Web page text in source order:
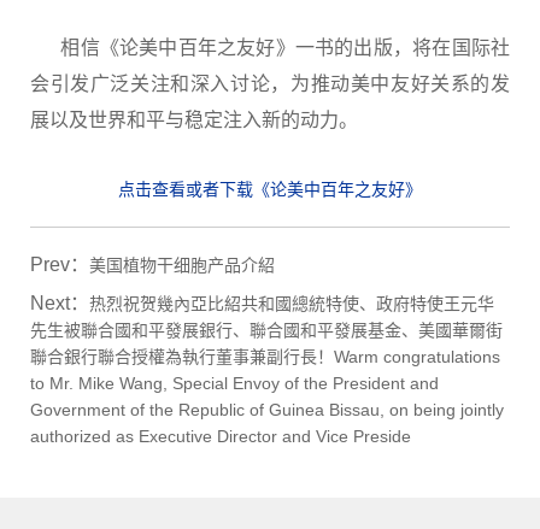
相信《论美中百年之友好》一书的出版，将在国际社
会引发广泛关注和深入讨论，为推动美中友好关系的发
展以及世界和平与稳定注入新的动力。
点击查看或者下载《论美中百年之友好》
Prev： 美国植物干细胞产品介紹
Next： 热烈祝贺幾內亞比紹共和國總統特使、政府特使王元华
先生被聯合國和平發展銀行、聯合國和平發展基金、美國華爾街
聯合銀行聯合授權為執行董事兼副行長！Warm congratulations
to Mr. Mike Wang, Special Envoy of the President and
Government of the Republic of Guinea Bissau, on being jointly
authorized as Executive Director and Vice Preside